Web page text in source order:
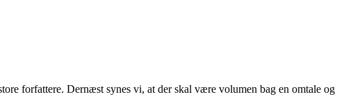
forfattere. Dernæst synes vi, at der skal være volumen bag en omtale og